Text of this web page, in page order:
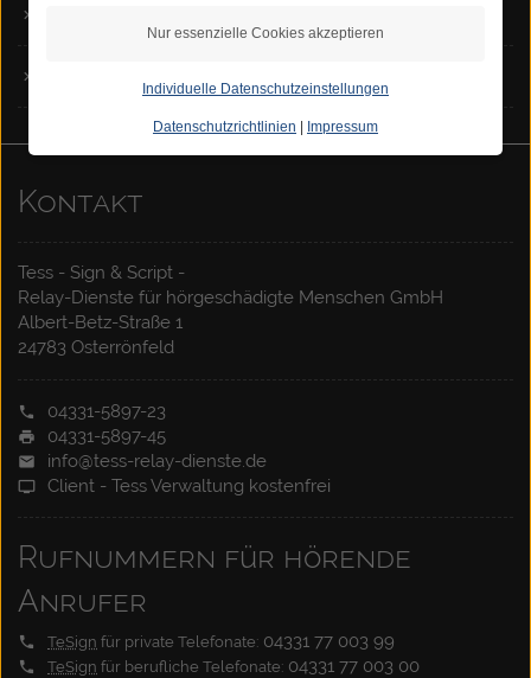
Kontakt
Tess - Sign & Script -
Relay-Dienste für hörgeschädigte Menschen GmbH
Albert-Betz-Straße 1
24783 Osterrönfeld
04331-5897-23
04331-5897-45
info@tess-relay-dienste.de
Client - Tess Verwaltung kostenfrei
Rufnummern für hörende
Anrufer
TeSign für private Telefonate: 04331 77 003 99
TeSign für berufliche Telefonate: 04331 77 003 00
Nur essenzielle Cookies akzeptieren
Individuelle Datenschutzeinstellungen
Datenschutzrichtlinien | Impressum